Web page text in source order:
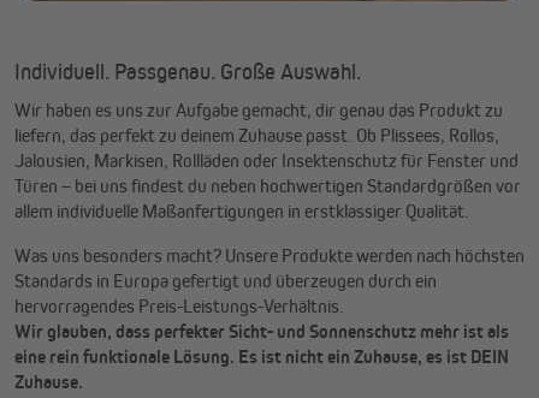
Individuell. Passgenau. Große Auswahl.
Wir haben es uns zur Aufgabe gemacht, dir genau das Produkt zu
liefern, das perfekt zu deinem Zuhause passt. Ob Plissees, Rollos,
Jalousien, Markisen, Rollläden oder Insektenschutz für Fenster und
Türen – bei uns findest du neben hochwertigen Standardgrößen vor
allem individuelle Maßanfertigungen in erstklassiger Qualität.
Was uns besonders macht? Unsere Produkte werden nach höchsten
Standards in Europa gefertigt und überzeugen durch ein
hervorragendes Preis-Leistungs-Verhältnis.
Wir glauben, dass perfekter Sicht- und Sonnenschutz mehr ist als
eine rein funktionale Lösung. Es ist nicht ein Zuhause, es ist DEIN
Zuhause.